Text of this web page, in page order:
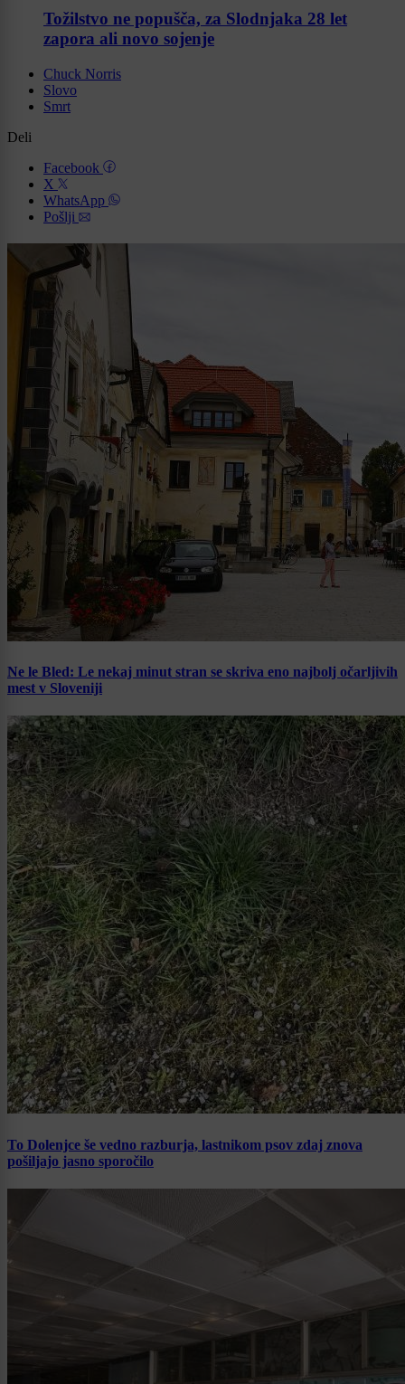
Tožilstvo ne popušča, za Slodnjaka 28 let
zapora ali novo sojenje
Chuck Norris
Slovo
Smrt
Deli
Facebook
X
WhatsApp
Pošlji
Ne le Bled: Le nekaj minut stran se skriva eno najbolj očarljivih
mest v Sloveniji
To Dolenjce še vedno razburja, lastnikom psov zdaj znova
pošiljajo jasno sporočilo